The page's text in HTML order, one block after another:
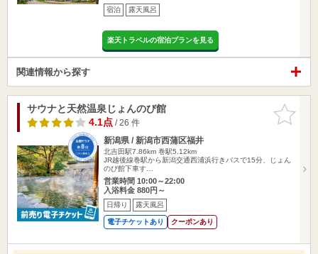
宿泊 露天風呂
楽天トラベルの宿泊プランを見る
関連情報から探す
お気に入
りに追加
サウナと天然温泉じょんのび館
4.1点/ 26 件
新潟県 / 新潟市西蒲区福井
北吉田駅7.86km 巻駅5.12km
JR越後線巻駅から新潟交通西浦浜行きバスで15分、じょん
のび館下車す…
営業時間 10:00～22:00
入浴料金 880円～
日帰り 露天風呂
電子チケットあり クーポンあり